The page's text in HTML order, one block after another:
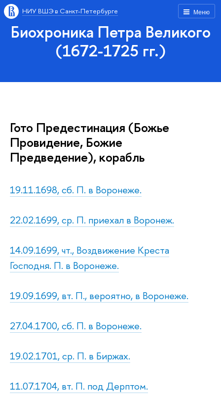
Меню
НИУ ВШЭ в Санкт-Петербурге
Биохроника Петра Великого
(1672-1725 гг.)
Гото Предестинация (Божье
Провидение, Божие
Предведение), корабль
19.11.1698, сб. П. в Воронеже.
22.02.1699, ср. П. приехал в Воронеж.
14.09.1699, чт., Воздвижение Креста
Господня. П. в Воронеже.
19.09.1699, вт. П., вероятно, в Воронеже.
27.04.1700, сб. П. в Воронеже.
19.02.1701, ср. П. в Биржах.
11.07.1704, вт. П. под Дерптом.